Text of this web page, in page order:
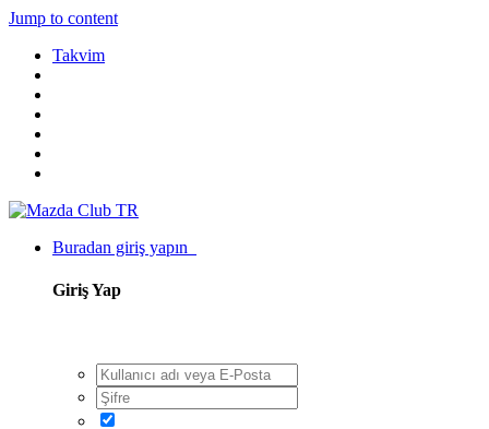
Jump to content
Takvim
Buradan giriş yapın
Giriş Yap